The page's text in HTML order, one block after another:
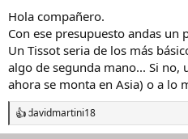
Hola compañero.
Con ese presupuesto andas un
Un Tissot seria de los más
algo de segunda mano... Si no,
ahora se monta en Asia) o a lo
R
e
davidmartini18